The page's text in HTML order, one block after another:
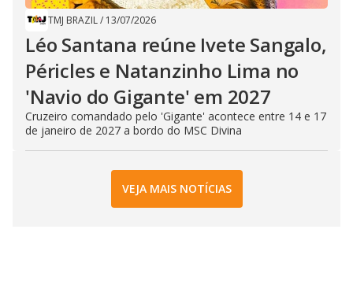
TMJ BRAZIL/ 13/07/2026
Léo Santana reúne Ivete Sangalo,
Péricles e Natanzinho Lima no
'Navio do Gigante' em 2027
Cruzeiro comandado pelo 'Gigante' acontece entre 14 e 17
de janeiro de 2027 a bordo do MSC Divina
VEJA MAIS NOTÍCIAS